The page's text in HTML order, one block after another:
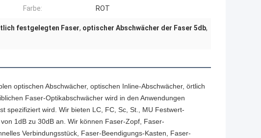
Farbe: ROT
festgelegten Faser, optischer Abschwächer der Faser 5db,
optischen Abschwächer, optischen Inline-Abschwächer, örtlich
Faser-Optikabschwächer wird in den Anwendungen
spezifiziert wird. Wir bieten LC, FC, Sc, St., MU Festwert-
1dB zu 30dB an. Wir können Faser-Zopf, Faser-
Verbindungsstück, Faser-Beendigungs-Kasten, Faser-